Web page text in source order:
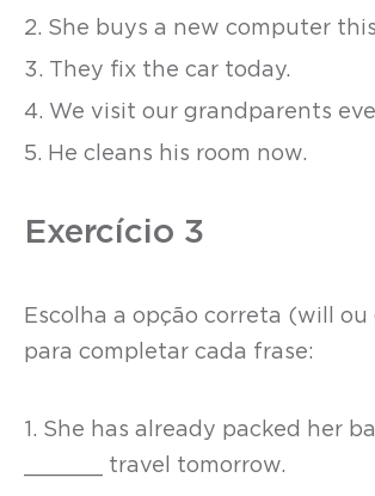
2. She buys a new computer
3. They fix the car today.
4. We visit our grandparents
5. He cleans his room now.
Exercício 3
Escolha a opção correta (will
para completar cada frase:
1. She has already packed her
______ travel tomorrow.